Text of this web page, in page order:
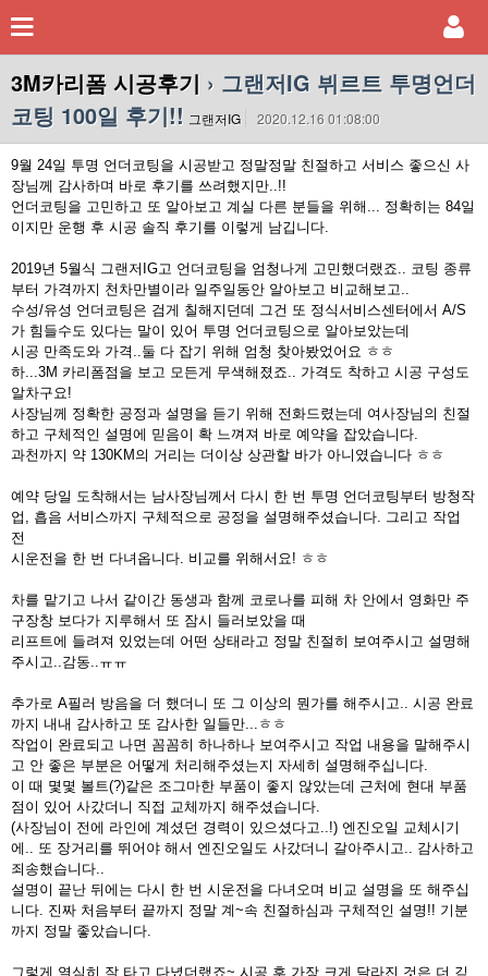
3M카리폼 시공후기 › 그랜저IG 뷔르트 투명언더
코팅 100일 후기!! 그랜저IG 2020.12.16 01:08:00
9월 24일 투명 언더코팅을 시공받고 정말정말 친절하고 서비스 좋으신 사
장님께 감사하며 바로 후기를 쓰려했지만..!!
언더코팅을 고민하고 또 알아보고 계실 다른 분들을 위해... 정확히는 84일
이지만 운행 후 시공 솔직 후기를 이렇게 남깁니다.
2019년 5월식 그랜저IG고 언더코팅을 엄청나게 고민했더랬죠.. 코팅 종류
부터 가격까지 천차만별이라 일주일동안 알아보고 비교해보고..
수성/유성 언더코팅은 검게 칠해지던데 그건 또 정식서비스센터에서 A/S
가 힘들수도 있다는 말이 있어 투명 언더코팅으로 알아보았는데
시공 만족도와 가격..둘 다 잡기 위해 엄청 찾아봤었어요 ㅎㅎ
하...3M 카리폼점을 보고 모든게 무색해졌죠.. 가격도 착하고 시공 구성도
알차구요!
사장님께 정확한 공정과 설명을 듣기 위해 전화드렸는데 여사장님의 친절
하고 구체적인 설명에 믿음이 확 느껴져 바로 예약을 잡았습니다.
과천까지 약 130KM의 거리는 더이상 상관할 바가 아니였습니다 ㅎㅎ
예약 당일 도착해서는 남사장님께서 다시 한 번 투명 언더코팅부터 방청작
업, 흡음 서비스까지 구체적으로 공정을 설명해주셨습니다. 그리고 작업
전
시운전을 한 번 다녀옵니다. 비교를 위해서요! ㅎㅎ
차를 맡기고 나서 같이간 동생과 함께 코로나를 피해 차 안에서 영화만 주
구장창 보다가 지루해서 또 잠시 들러보았을 때
리프트에 들려져 있었는데 어떤 상태라고 정말 친절히 보여주시고 설명해
주시고..감동..ㅠㅠ
추가로 A필러 방음을 더 했더니 또 그 이상의 뭔가를 해주시고.. 시공 완료
까지 내내 감사하고 또 감사한 일들만...ㅎㅎ
작업이 완료되고 나면 꼼꼼히 하나하나 보여주시고 작업 내용을 말해주시
고 안 좋은 부분은 어떻게 처리해주셨는지 자세히 설명해주십니다.
이 때 몇몇 볼트(?)같은 조그마한 부품이 좋지 않았는데 근처에 현대 부품
점이 있어 사갔더니 직접 교체까지 해주셨습니다.
(사장님이 전에 라인에 계셨던 경력이 있으셨다고..!) 엔진오일 교체시기
에.. 또 장거리를 뛰어야 해서 엔진오일도 사갔더니 갈아주시고.. 감사하고
죄송했습니다..
설명이 끝난 뒤에는 다시 한 번 시운전을 다녀오며 비교 설명을 또 해주십
니다. 진짜 처음부터 끝까지 정말 계~속 친절하심과 구체적인 설명!! 기분
까지 정말 좋았습니다.
그렇게 열심히 잘 타고 다녔더랬죠~ 시공 후 가장 크게 달라진 것은 더 깊